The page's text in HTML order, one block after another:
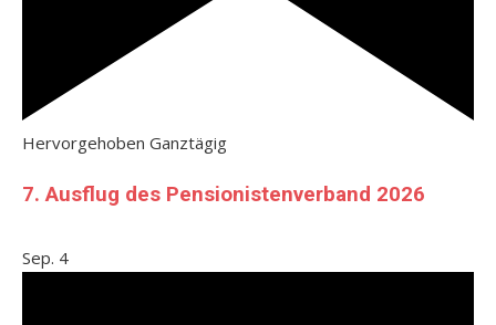
Hervorgehoben Ganztägig
7. Ausflug des Pensionistenverband 2026
Sep. 4